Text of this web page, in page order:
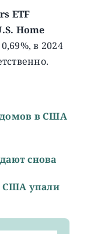
ETF
Home
в 2024
в США
снова
США упали